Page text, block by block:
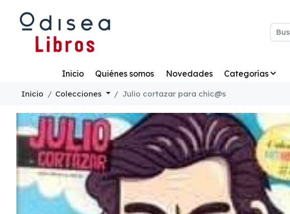
Inicio Quiénes somos Novedades Categorías
Inicio Colecciones Julio cortazar para chic@s